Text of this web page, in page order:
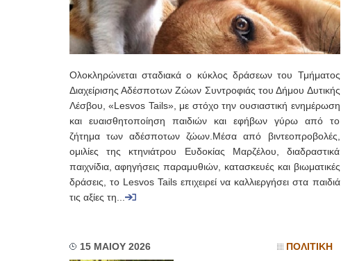
Ολοκληρώνεται σταδιακά ο κύκλος δράσεων του Τμήματος
Διαχείρισης Αδέσποτων Ζώων Συντροφιάς του Δήμου Δυτικής
Λέσβου, «Lesvos Tails», με στόχο την ουσιαστική ενημέρωση
και ευαισθητοποίηση παιδιών και εφήβων γύρω από το
ζήτημα των αδέσποτων ζώων.Μέσα από βιντεοπροβολές,
ομιλίες της κτηνιάτρου Ευδοκίας Μαρζέλου, διαδραστικά
παιχνίδια, αφηγήσεις παραμυθιών, κατασκευές και βιωματικές
δράσεις, το Lesvos Tails επιχειρεί να καλλιεργήσει στα παιδιά
τις αξίες τη...
15 ΜΑΙΟΥ 2026 ΠΟΛΙΤΙΚΗ